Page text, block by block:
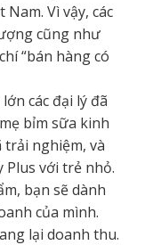
Vì vậy, các
cũng như
“bán hàng có
các đại lý đã
bỉm sữa kinh
nghiệm, và
Plus với trẻ nhỏ.
bạn sẽ dành
của mình.
lại doanh thu.